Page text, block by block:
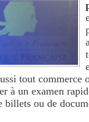
tout commerce
à un examen
billets ou de